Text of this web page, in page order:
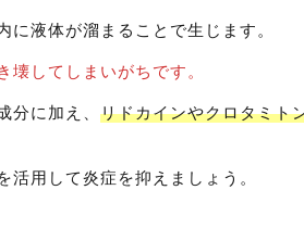
液体が溜まることで生じます。
してしまいがちです。
に加え、 リドカインやクロタミト
用して炎症を抑えましょう。